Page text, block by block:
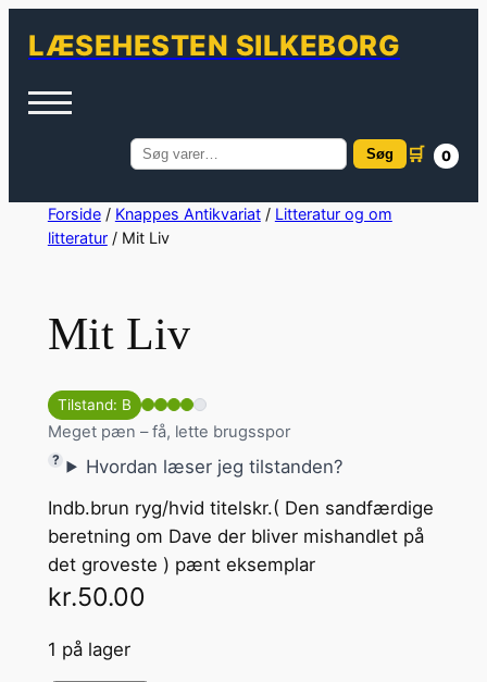
LÆSEHESTEN SILKEBORG
Søg
Søg 🛒 0
SpringForside/ Knappes Antikvariat/ Litteratur og om
litteratur/ Mit Liv
Mit Liv
Tilstand: B
Meget pæn – få, lette brugsspor
Hvordan læser jeg tilstanden?
Indb.brun ryg/hvid titelskr.( Den sandfærdige
beretning om Dave der bliver mishandlet på
det groveste ) pænt eksemplar
kr.50.00
1 på lager